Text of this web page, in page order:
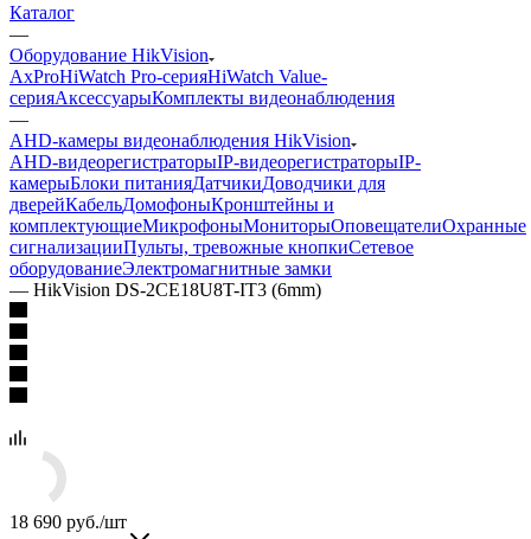
Каталог
—
Оборудование HikVision
AxProHiWatch Pro-серияHiWatch Value-
серияАксессуарыКомплекты видеонаблюдения
—
AHD-камеры видеонаблюдения HikVision
AHD-видеорегистраторыIP-видеорегистраторыIP-
камерыБлоки питанияДатчикиДоводчики для
дверейКабельДомофоныКронштейны и
комплектующиеМикрофоныМониторыОповещателиОхранные
сигнализацииПульты, тревожные кнопкиСетевое
оборудованиеЭлектромагнитные замки
— HikVision DS-2CE18U8T-IT3 (6mm)
18 690 руб./шт